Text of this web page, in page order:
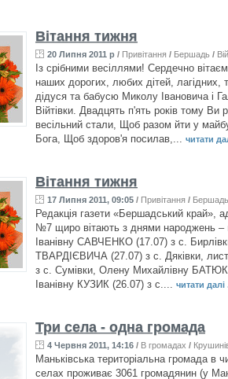
Вітання тижня
20 Липня 2011 р / Привітання / Бершадь /
Із срібними весіллями! Сердечно
наших дорогих, любих дітей, лагідних,
дідуся та бабусю Миколу Івановича і
Війтівки. Двадцять п'ять років тому
весільний стали, Щоб разом йти у
Бога, Щоб здоров'я посилав,... читати
Вітання тижня
17 Липня 2011, 09:05 / Привітання / Бершадь
Редакція газети «Бершадський край»,
№7 щиро вітають з днями народжень –
Іванівну САВЧЕНКО (17.07) з с.
ТВАРДІЄВИЧА (27.07) з с. Дяківки,
з с. Сумівки, Олену Михайлівну
Іванівну КУЗИК (26.07) з с.... читати далі
Три села - одна громада
4 Червня 2011, 14:16 / В громадах /
Маньківська територіальна громада в
селах проживає 3061 громадянин (у